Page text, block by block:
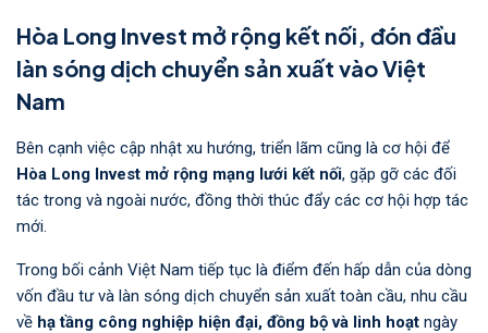
Hòa Long Invest mở rộng kết nối, đón đầu
làn sóng dịch chuyển sản xuất vào Việt
Nam
Bên cạnh việc cập nhật xu hướng, triển lãm cũng là cơ hội để
Hòa Long Invest mở rộng mạng lưới kết nối, gặp gỡ các đối
tác trong và ngoài nước, đồng thời thúc đẩy các cơ hội hợp tác
mới.
Trong bối cảnh Việt Nam tiếp tục là điểm đến hấp dẫn của dòng
vốn đầu tư và làn sóng dịch chuyển sản xuất toàn cầu, nhu cầu
về hạ tầng công nghiệp hiện đại, đồng bộ và linh hoạt ngày